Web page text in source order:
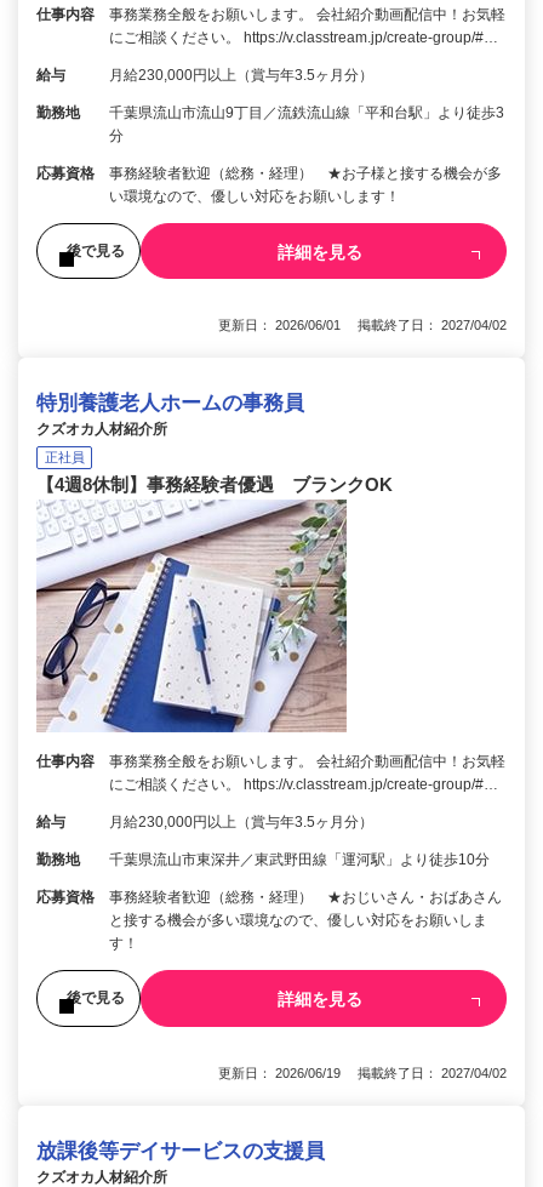
仕事内容
事務業務全般をお願いします。 会社紹介動画配信中！お気軽
にご相談ください。 https://v.classtream.jp/create-group/#…
給与 月給230,000円以上（賞与年3.5ヶ月分）
勤務地
千葉県流山市流山9丁目／流鉄流山線「平和台駅」より徒歩3
分
応募資格
事務経験者歓迎（総務・経理） ★お子様と接する機会が多
い環境なので、優しい対応をお願いします！
後で見る 詳細を見る
更新日： 2026/06/01 掲載終了日： 2027/04/02
特別養護老人ホームの事務員
クズオカ人材紹介所
正社員
【4週8休制】事務経験者優遇 ブランクOK
仕事内容
事務業務全般をお願いします。 会社紹介動画配信中！お気軽
にご相談ください。 https://v.classtream.jp/create-group/#…
給与 月給230,000円以上（賞与年3.5ヶ月分）
勤務地 千葉県流山市東深井／東武野田線「運河駅」より徒歩10分
応募資格
事務経験者歓迎（総務・経理） ★おじいさん・おばあさん
と接する機会が多い環境なので、優しい対応をお願いしま
す！
後で見る 詳細を見る
更新日： 2026/06/19 掲載終了日： 2027/04/02
放課後等デイサービスの支援員
クズオカ人材紹介所